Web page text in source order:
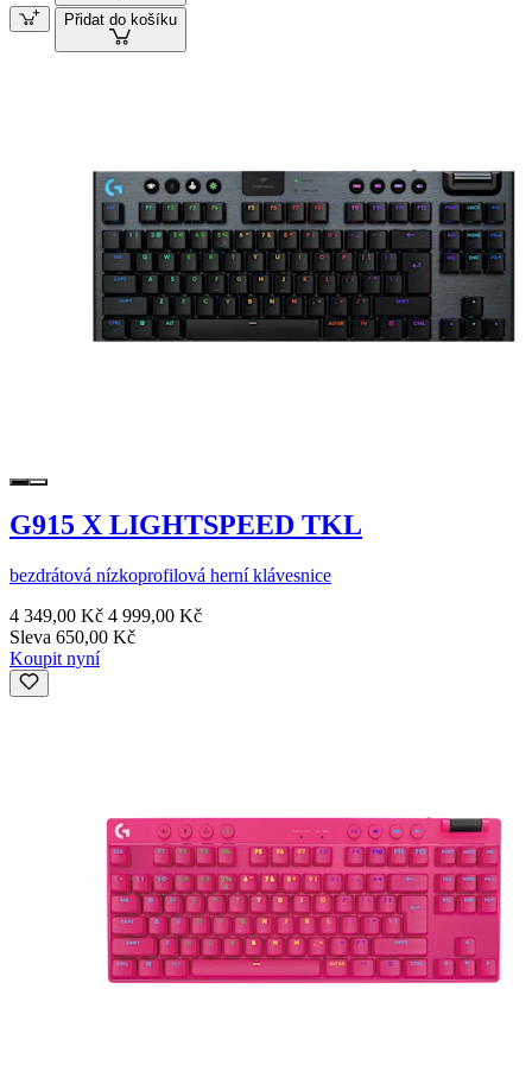
Přidat do košíku
G915 X LIGHTSPEED TKL
bezdrátová nízkoprofilová herní klávesnice
4 349,00 Kč 4 999,00 Kč
Sleva 650,00 Kč
Koupit nyní